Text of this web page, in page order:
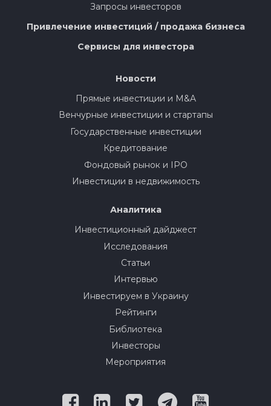
Запросы инвесторов
Привлечение инвестиций / продажа бизнеса
Сервисы для инвестора
Новости
Прямые инвестиции и M&A
Венчурные инвестиции и стартапы
Государственные инвестиции
Кредитование
Фондовый рынок и IPO
Инвестиции в недвижимость
Аналитика
Инвестиционный дайджест
Исследования
Статьи
Интервью
Инвестируем в Украину
Рейтинги
Библиотека
Инвесторы
Мероприятия